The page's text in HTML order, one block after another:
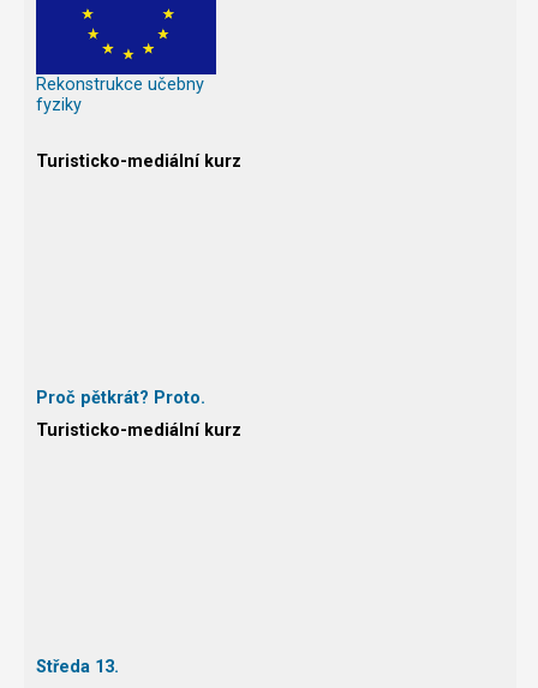
Rekonstrukce učebny
fyziky
Turisticko-mediální kurz
Proč pětkrát? Proto.
Turisticko-mediální kurz
Středa 13.